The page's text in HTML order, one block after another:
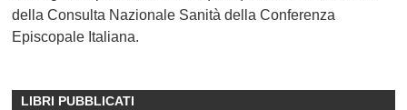
della Consulta Nazionale Sanità della Conferenza
Episcopale Italiana.
LIBRI PUBBLICATI